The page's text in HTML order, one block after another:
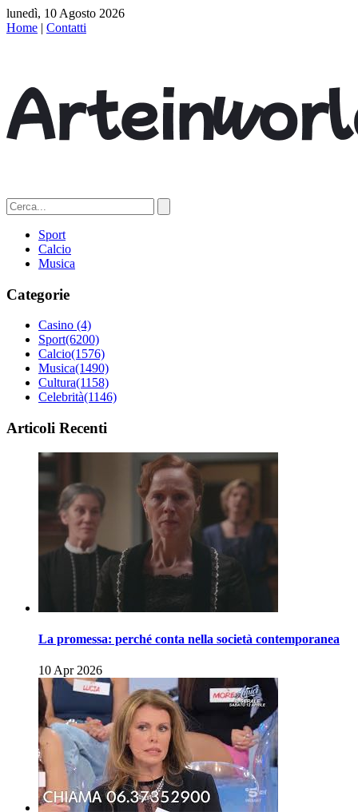
lunedì, 10 Agosto 2026
Home | Contatti
Sport
Calcio
Musica
Categorie
Casino (4)
Sport(6200)
Calcio(1576)
Musica(1490)
Cultura(1158)
Celebrità(1146)
Articoli Recenti
La promessa: perché conta nella società contemporanea
10 Apr 2026